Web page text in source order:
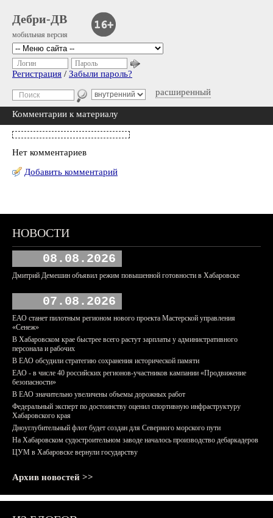
Дебри-ДВ
мобильная версия
расширенный
Логин Пароль
Регистрация / Забыли пароль?
Комментарии к материалу
Нет комментариев
Добавить комментарий
НОВОСТИ
08.08.2026
Дмитрий Демешин объявил режим повышенной готовности в Хабаровске
07.08.2026
ЕАО станет пилотным регионом нового проекта Мастерской управления
«Сенеж»
В Хабаровском крае быстрее всего растут зарплаты у административного
персонала и рабочих
В ЕАО обсудили стратегию сохранения исторической памяти
ЕАО - в числе 40 российских регионов-участников кампании «Продвижение
безопасности»
В ЕАО значительно увеличены объемы дорожных работ
Федеральный эксперт по достоинству оценил спортивную инфраструктуру
Хабаровского края
Дноуглубительный флот будет создан для Северного морского пути
На Хабаровском судостроительном заводе началось производство дебаркадеров
ЦУМ в Хабаровске вернули государству
Архив новостей >>